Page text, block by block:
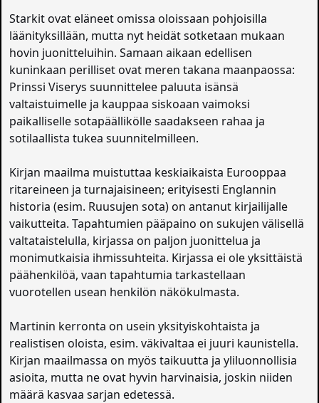
Starkit ovat eläneet omissa oloissaan pohjoisilla
läänityksillään, mutta nyt heidät sotketaan mukaan
hovin juonitteluihin. Samaan aikaan edellisen
kuninkaan perilliset ovat meren takana maanpaossa:
Prinssi Viserys suunnittelee paluuta isänsä
valtaistuimelle ja kauppaa siskoaan vaimoksi
paikalliselle sotapäällikölle saadakseen rahaa ja
sotilaallista tukea suunnitelmilleen.
Kirjan maailma muistuttaa keskiaikaista Eurooppaa
ritareineen ja turnajaisineen; erityisesti Englannin
historia (esim. Ruusujen sota) on antanut kirjailijalle
vaikutteita. Tapahtumien pääpaino on sukujen välisellä
valtataistelulla, kirjassa on paljon juonittelua ja
monimutkaisia ihmissuhteita. Kirjassa ei ole yksittäistä
päähenkilöä, vaan tapahtumia tarkastellaan
vuorotellen usean henkilön näkökulmasta.
Martinin kerronta on usein yksityiskohtaista ja
realistisen oloista, esim. väkivaltaa ei juuri kaunistella.
Kirjan maailmassa on myös taikuutta ja yliluonnollisia
asioita, mutta ne ovat hyvin harvinaisia, joskin niiden
määrä kasvaa sarjan edetessä.